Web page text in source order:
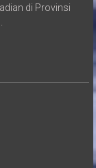
di Provinsi